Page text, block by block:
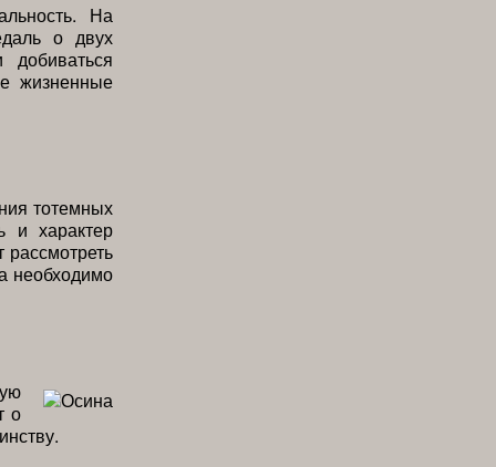
На
о двух
жизненные
тотемных
и характер
необходимо
о